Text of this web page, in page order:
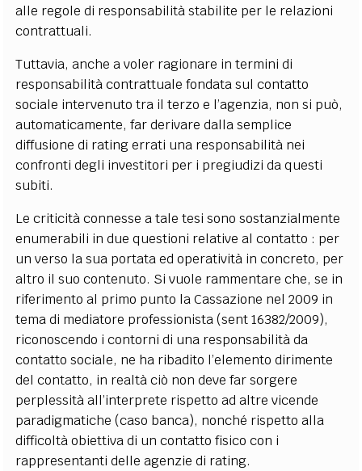
alle regole di responsabilità stabilite per le relazioni
contrattuali.
Tuttavia, anche a voler ragionare in termini di
responsabilità contrattuale fondata sul contatto
sociale intervenuto tra il terzo e l’agenzia, non si può,
automaticamente, far derivare dalla semplice
diffusione di rating errati una responsabilità nei
confronti degli investitori per i pregiudizi da questi
subiti.
Le criticità connesse a tale tesi sono sostanzialmente
enumerabili in due questioni relative al contatto : per
un verso la sua portata ed operatività in concreto, per
altro il suo contenuto. Si vuole rammentare che, se in
riferimento al primo punto la Cassazione nel 2009 in
tema di mediatore professionista (sent 16382/2009),
riconoscendo i contorni di una responsabilità da
contatto sociale, ne ha ribadito l’elemento dirimente
del contatto, in realtà ciò non deve far sorgere
perplessità all’interprete rispetto ad altre vicende
paradigmatiche (caso banca), nonché rispetto alla
difficoltà obiettiva di un contatto fisico con i
rappresentanti delle agenzie di rating.